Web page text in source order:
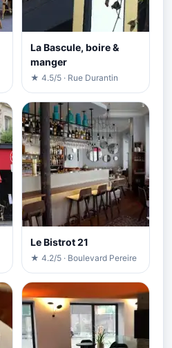
La Bascule, boire &
manger
★ 4.5/5 · Rue Durantin
Le Bistrot 21
★ 4.2/5 · Boulevard Pereire